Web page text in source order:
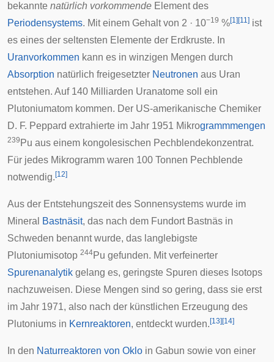
bekannte natürlich vorkommende Element des
Periodensystems. Mit einem Gehalt von 2 · 10−19 %[1] [11] ist
es eines der seltensten Elemente der Erdkruste. In
Uranvorkommen kann es in winzigen Mengen durch
Absorption natürlich freigesetzter Neutronen aus Uran
entstehen. Auf 140 Milliarden Uranatome soll ein
Plutoniumatom kommen. Der US-amerikanische Chemiker
D. F. Peppard extrahierte im Jahr 1951 Mikrogrammmengen
239 Pu aus einem kongolesischen Pechblendekonzentrat.
Für jedes Mikrogramm waren 100 Tonnen Pechblende
notwendig. [12]
Aus der Entstehungszeit des Sonnensystems wurde im
Mineral
Bastnäsit, das nach dem Fundort Bastnäs in
Schweden benannt wurde, das langlebigste
Plutoniumisotop 244Pu gefunden. Mit verfeinerter
Spurenanalytik gelang es, geringste Spuren dieses Isotops
nachzuweisen. Diese Mengen sind so gering, dass sie erst
im Jahr 1971, also nach der künstlichen Erzeugung des
Plutoniums in Kernreaktoren, entdeckt wurden. [13] [14]
In den Naturreaktoren von Oklo in Gabun sowie von einer